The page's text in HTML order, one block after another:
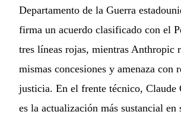
Departamento de la Guerra
firma un acuerdo clasificado con el
tres líneas rojas, mientras Anthropic
mismas concesiones y amenaza con
justicia. En el frente técnico, Claude
es la actualización más sustancial en